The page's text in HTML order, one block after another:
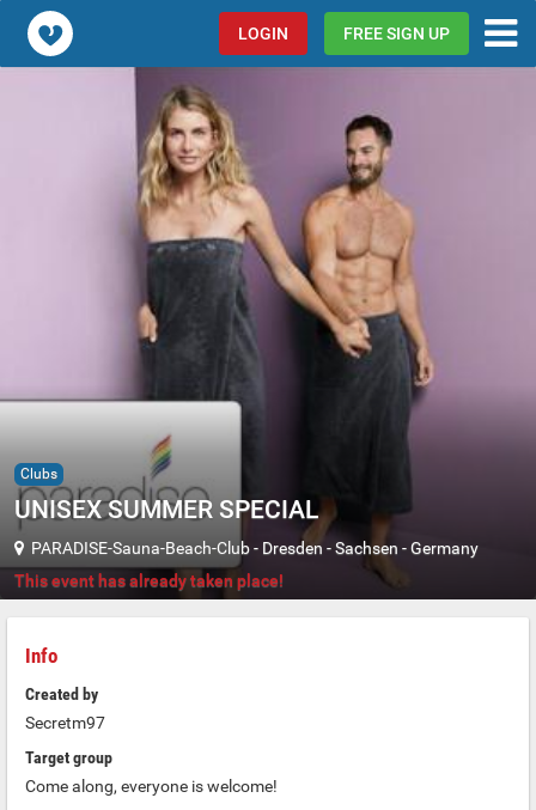
Popcorn.dating LOGIN FREE SIGN UP
Clubs
UNISEX SUMMER SPECIAL
PARADISE-Sauna-Beach-Club- Dresden -Sachsen -Germany
This event has already taken place!
Info
Created by
Secretm97
Target group
Come along, everyone is welcome!